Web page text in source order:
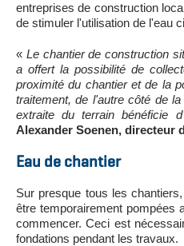
entreprises de construction
de stimuler l'utilisation de l'eau
« Le chantier de construction
a offert la possibilité de
proximité du chantier et de la
traitement, de l'autre côté de
extraite du terrain bénéficie
Alexander Soenen, directeur
Eau de chantier
Sur presque tous les
être temporairement pompées
commencer. Ceci est
fondations pendant les travaux.